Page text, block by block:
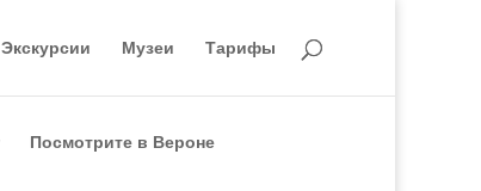
Экскурсии Музеи Тарифы
Посмотрите в Вероне